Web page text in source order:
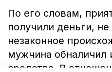
По его словам,
получили деньги,
незаконное
мужчина обналичил
средства. В